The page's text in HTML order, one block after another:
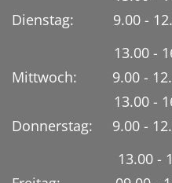
Dienstag:
9.00 -
13.00 -
Mittwoch: 9.00 -
13.00 -
Donnerstag: 9.00 -
13.00 -